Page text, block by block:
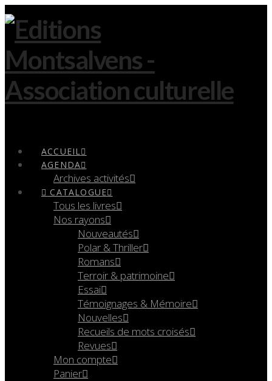
ACCUEIL
AGENDA
Archives activités
CATALOGUE
Tous les livres
Nos rayons
Nouveautés
Polar & Thriller
Romans
Terroir & patrimoine
Essai
Témoignages & Mémoire
Nouvelles
Recueils de mots croisés
Revues
Mon compte
Panier